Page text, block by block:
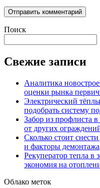
Поиск
Свежие записи
Аналитика
оценки рынка
Электрический
подобрать систему
Забор из профлиста
от других
Сколько стоит
и факторы демонтажа
Рекуператор тепла в
экономия на
Облако меток